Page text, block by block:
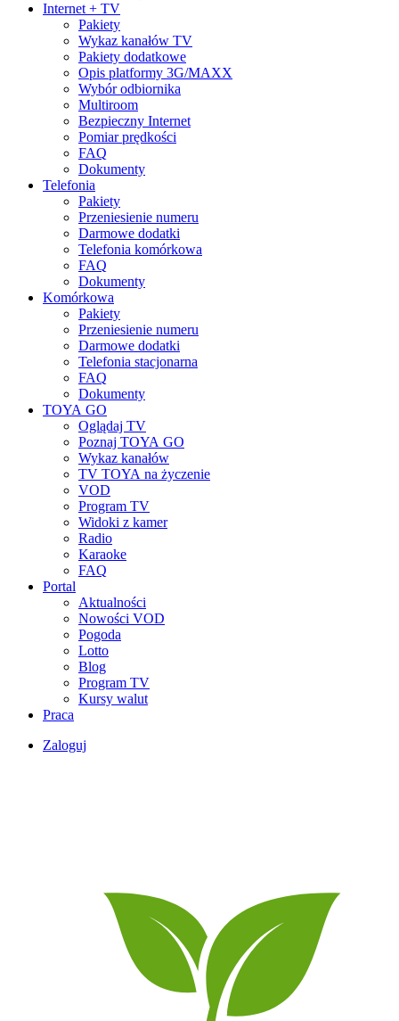
Internet + TV
Pakiety
Wykaz kanałów TV
Pakiety dodatkowe
Opis platformy 3G/MAXX
Wybór odbiornika
Multiroom
Bezpieczny Internet
Pomiar prędkości
FAQ
Dokumenty
Telefonia
Pakiety
Przeniesienie numeru
Darmowe dodatki
Telefonia komórkowa
FAQ
Dokumenty
Komórkowa
Pakiety
Przeniesienie numeru
Darmowe dodatki
Telefonia stacjonarna
FAQ
Dokumenty
TOYA GO
Oglądaj TV
Poznaj TOYA GO
Wykaz kanałów
TV TOYA na życzenie
VOD
Program TV
Widoki z kamer
Radio
Karaoke
FAQ
Portal
Aktualności
Nowości VOD
Pogoda
Lotto
Blog
Program TV
Kursy walut
Praca
Zaloguj